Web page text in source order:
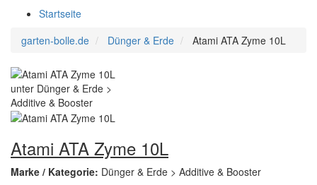
Startseite
garten-bolle.de
Dünger & Erde Atami ATA Zyme 10L
Atami ATA Zyme 10L
Marke / Kategorie: Dünger & Erde > Additive & Booster